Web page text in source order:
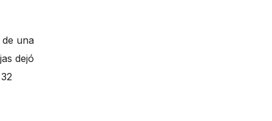
una
dejó